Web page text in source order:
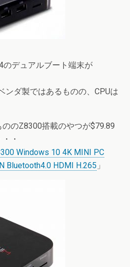
のデュアルブート端末が
ンダ製ではあるものの、CPUは
のZ8300搭載のやつが$79.89
・
Windows 10 4K MINI PC
Bluetooth4.0 HDMI H.265 」